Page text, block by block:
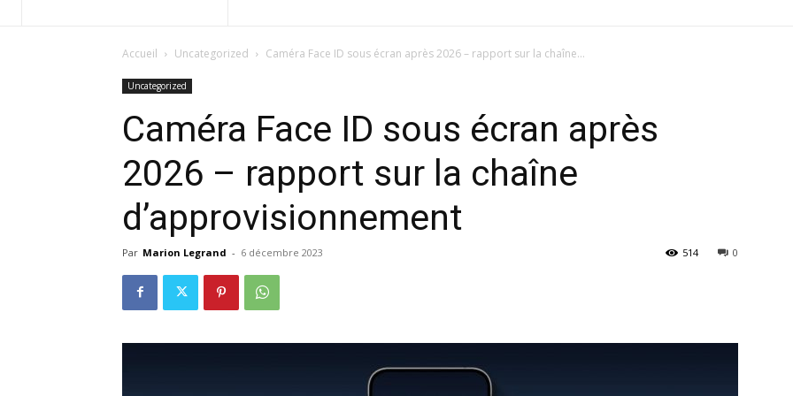
Accueil Uncategorized Caméra Face ID sous écran après 2026 – rapport sur la chaîne...
Uncategorized
Caméra Face ID sous écran après
2026 – rapport sur la chaîne
d’approvisionnement
Par Marion Legrand - 6 décembre 2023 0
514